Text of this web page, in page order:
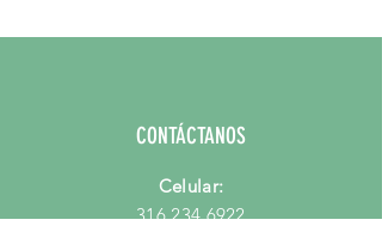
CONTÁCTANOS
Celular:
316 234 6922